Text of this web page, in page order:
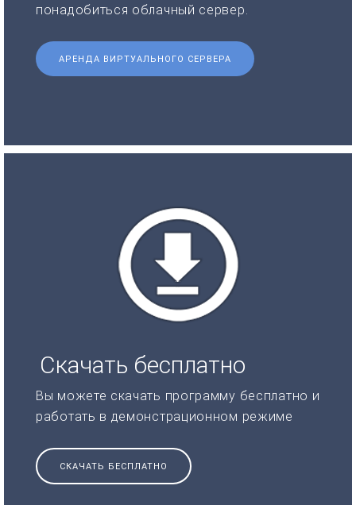
понадобиться облачный сервер.
АРЕНДА ВИРТУАЛЬНОГО СЕРВЕРА
Скачать бесплатно
Вы можете скачать программу бесплатно и
работать в демонстрационном режиме
СКАЧАТЬ БЕСПЛАТНО